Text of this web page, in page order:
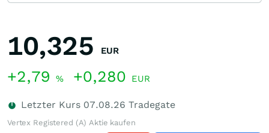
10,325 EUR
+2,79 % +0,280 EUR
Letzter Kurs 07.08.26 Tradegate
Vertex Registered (A) Aktie kaufen